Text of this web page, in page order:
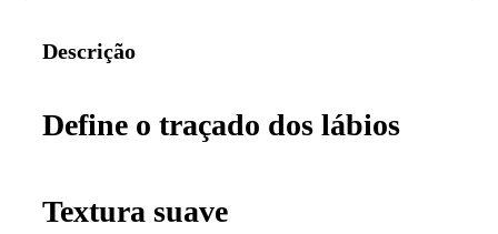
Descrição
Define o traçado dos lábios
Textura suave